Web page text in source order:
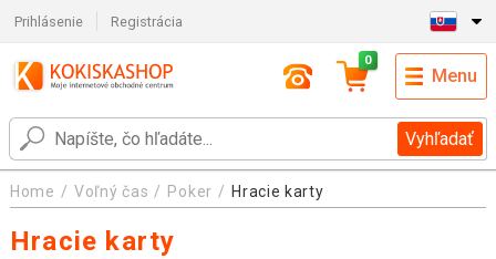
Prihlásenie Registrácia
Vyhľadať
0
Menu
Home Voľný čas Poker Hracie karty
Hracie karty